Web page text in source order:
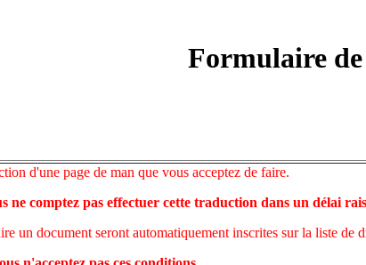
Formulaire
d'une page de man que vous acceptez de faire.
ne comptez pas effectuer cette traduction dans un délai
un document seront automatiquement inscrites sur la liste de